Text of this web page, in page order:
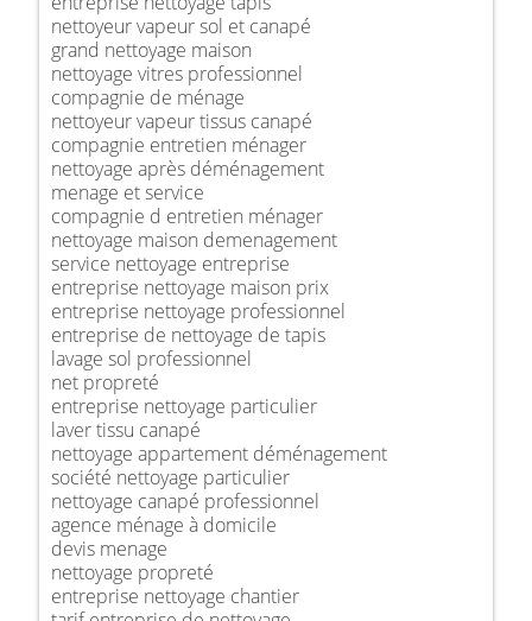
nettoyeur vapeur sol et canapé
grand nettoyage maison
nettoyage vitres professionnel
compagnie de ménage
nettoyeur vapeur tissus canapé
compagnie entretien ménager
nettoyage après déménagement
menage et service
compagnie d entretien ménager
nettoyage maison demenagement
service nettoyage entreprise
entreprise nettoyage maison prix
entreprise nettoyage professionnel
entreprise de nettoyage de tapis
lavage sol professionnel
net propreté
entreprise nettoyage particulier
laver tissu canapé
nettoyage appartement déménagement
société nettoyage particulier
nettoyage canapé professionnel
agence ménage à domicile
devis menage
nettoyage propreté
entreprise nettoyage chantier